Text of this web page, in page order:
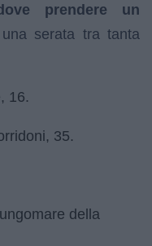
prendere un
serata tra tanta
16.
35.
della